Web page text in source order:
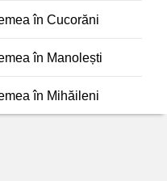
în Cucorăni
în Manolești
în Mihăileni